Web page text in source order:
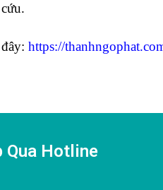
đây:https://
Qua Hotline